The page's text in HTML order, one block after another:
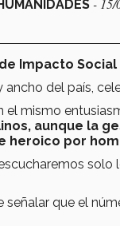
Impacto Social
ancho del país,
mismo
aunque la
heroico por
solo
señalar que el